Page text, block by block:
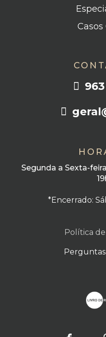
Segunda a Sexta-
*Encerrado:
Política